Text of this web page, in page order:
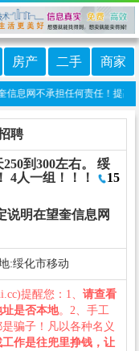
房产 二手 商家
网不承担任何责任！提高
聘
到300左右。 绥
4人一组！！！
15
说明在望奎信息网
:绥化市移动
提醒您：1、 请查看
是否本地。2、手工
骗子！凡以各种名义
工作是往兜里挣钱，让